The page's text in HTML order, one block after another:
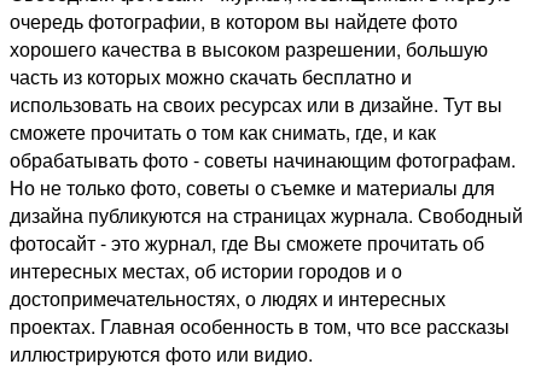
очередь фотографии, в котором вы найдете фото
хорошего качества в высоком разрешении, большую
часть из которых можно скачать бесплатно и
использовать на своих ресурсах или в дизайне. Тут вы
сможете прочитать о том как снимать, где, и как
обрабатывать фото - советы начинающим фотографам.
Но не только фото, советы о съемке и материалы для
дизайна публикуются на страницах журнала. Свободный
фотосайт - это журнал, где Вы сможете прочитать об
интересных местах, об истории городов и о
достопримечательностях, о людях и интересных
проектах. Главная особенность в том, что все рассказы
иллюстрируются фото или видио.